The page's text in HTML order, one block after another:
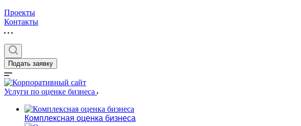
Проекты
Контакты
Подать заявку
Услуги по оценке бизнеса
Комплексная оценка бизнеса